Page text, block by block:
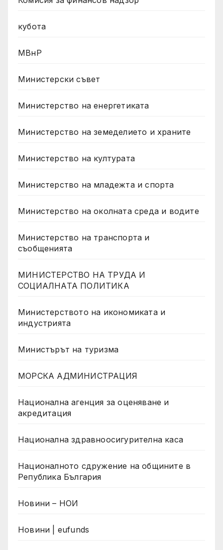
кубота
МВнР
Министерски съвет
Министерство на енергетиката
Министерство на земеделието и храните
Министерство на културата
Министерство на младежта и спорта
Министерство на околната среда и водите
Министерство на транспорта и
съобщенията
МИНИСТЕРСТВО НА ТРУДА И
СОЦИАЛНАТА ПОЛИТИКА
Министерството на икономиката и
индустрията
Министърът на туризма
МОРСКА АДМИНИСТРАЦИЯ
Национална агенция за оценяване и
акредитация
Национална здравноосигурителна каса
Националното сдружение на общините в
Република България
Новини – НОИ
Новини | eufunds